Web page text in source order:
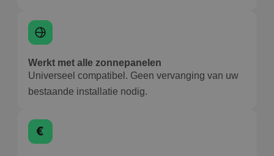
Werkt met alle zonnepanelen
Universeel compatibel. Geen vervanging van uw
bestaande installatie nodig.